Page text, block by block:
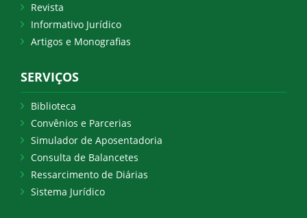
Revista
Informativo Jurídico
Artigos e Monografias
SERVIÇOS
Biblioteca
Convênios e Parcerias
Simulador de Aposentadoria
Consulta de Balancetes
Ressarcimento de Diárias
Sistema Jurídico